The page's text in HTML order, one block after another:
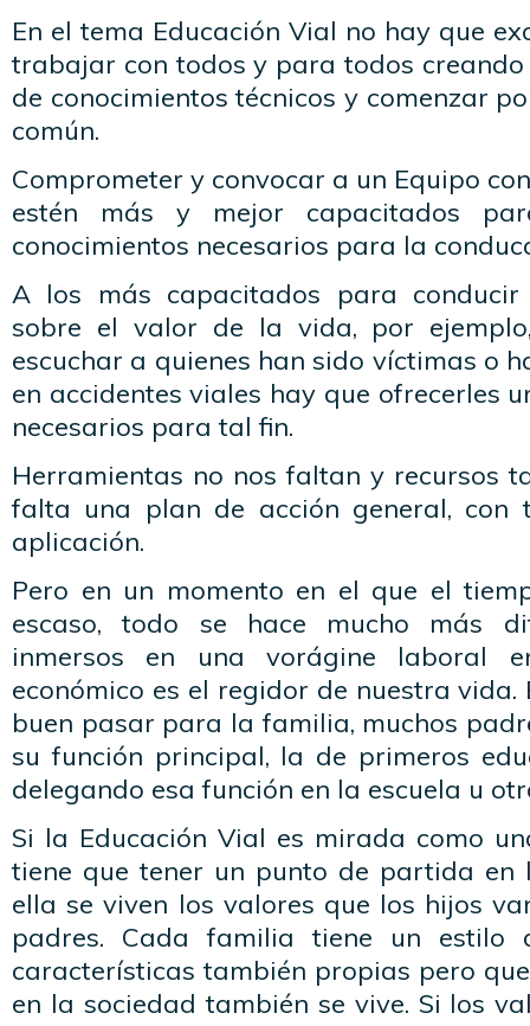
En el tema Educación Vial no hay que
trabajar con todos y para todos
de conocimientos técnicos y comenzar
común.
Comprometer y convocar a un Equipo
estén más y mejor capacitados
conocimientos necesarios para la
A los más capacitados para
sobre el valor de la vida, por
escuchar a quienes han sido víctimas o
en accidentes viales hay que ofrecerles
necesarios para tal fin.
Herramientas no nos faltan y recursos
falta una plan de acción general, con
aplicación.
Pero en un momento en el que el
escaso, todo se hace mucho más
inmersos en una vorágine laboral
económico es el regidor de nuestra vida.
buen pasar para la familia, muchos
su función principal, la de primeros
delegando esa función en la escuela u
Si la Educación Vial es mirada como
tiene que tener un punto de partida en
ella se viven los valores que los hijos
padres. Cada familia tiene un estilo
características también propias pero
en la sociedad también se vive. Si los